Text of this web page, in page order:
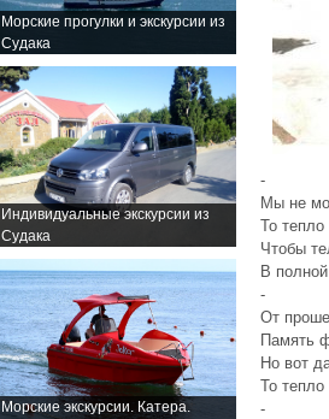
Морские прогулки и экскурсии из
Судака
Индивидуальные экскурсии из
Судака
Морские экскурсии. Катера.
-
Мы не
То
Чтобы
В
-
От
Память
Но вот
То тепло
-